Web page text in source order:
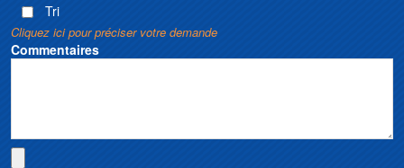
Tri
Cliquez ici pour préciser votre demande
Commentaires